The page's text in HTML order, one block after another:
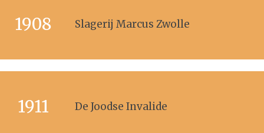
1908 Slagerij Marcus Zwolle
1911 De Joodse Invalide